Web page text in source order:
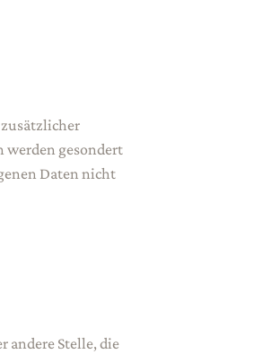
werden gesondert
Daten nicht
andere Stelle, die